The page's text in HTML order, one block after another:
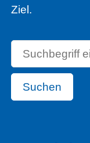
Ziel.
Suchen